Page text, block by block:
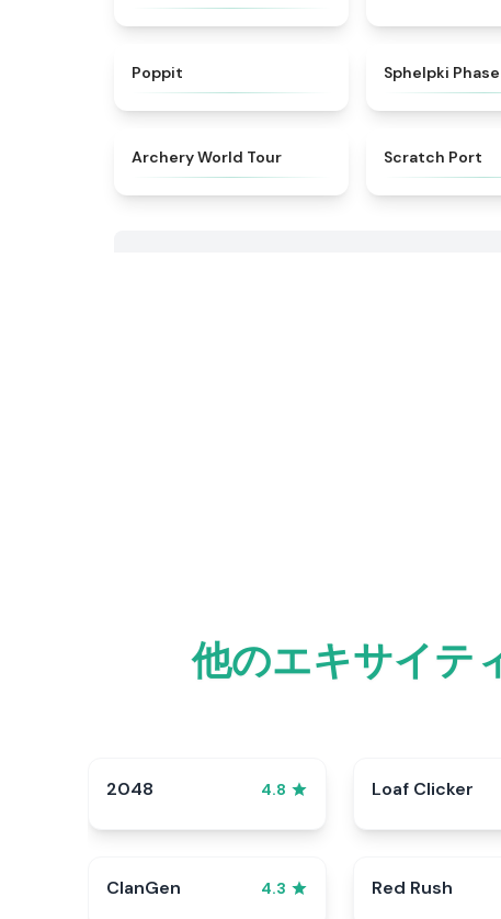
Poppit​ Sphelpki
Archery World Tour Scratch Port
他のエキサイテ
2048 4.8 Loaf Clicker
ClanGen 4.3 Red Rush